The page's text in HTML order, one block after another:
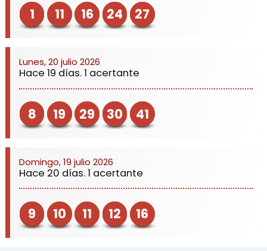
1 11 16 24 27
Lunes, 20 julio 2026
Hace 19 días. 1 acertante
8 19 29 30 41
Domingo, 19 julio 2026
Hace 20 días. 1 acertante
9 10 11 12 16